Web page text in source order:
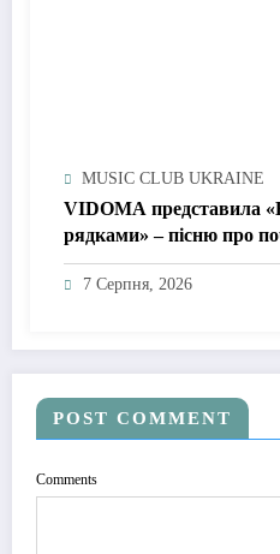
MUSIC CLUB UKRAINE
VIDOMA представила
рядками» – пісню про
у мовчанні
7 Серпня, 2026
POST COMMENT
Comments